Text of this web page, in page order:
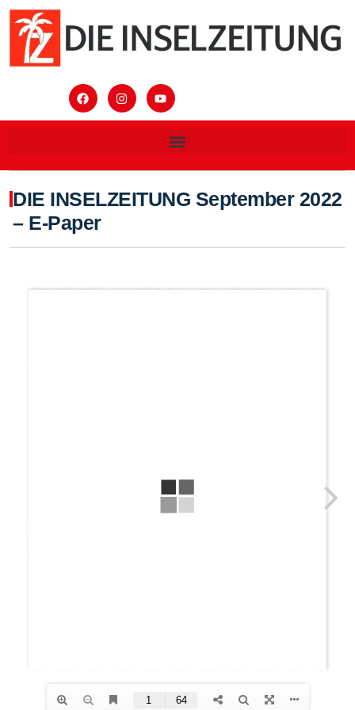
DIE INSELZEITUNG September 2022
– E-Paper